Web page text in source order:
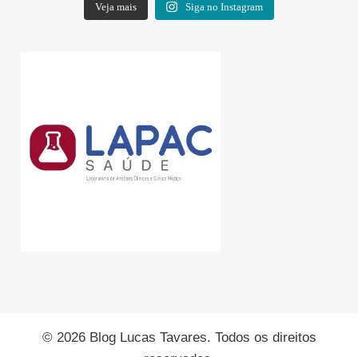
Veja mais Siga no Instagram
© 2026 Blog Lucas Tavares. Todos os direitos